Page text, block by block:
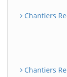
Chantiers
Chantiers